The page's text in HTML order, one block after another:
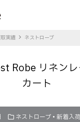
実績 ネストローブ
Robe リネン
カート
ネストローブ • 新着入